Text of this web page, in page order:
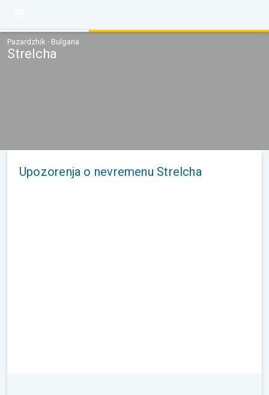
Pazardzhik · Bulgaria
Strelcha
Upozorenja o nevremenu Strelcha